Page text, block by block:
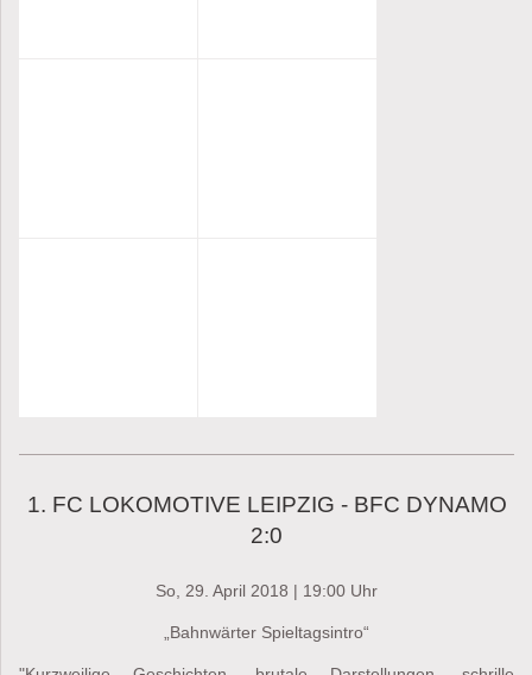
1. FC LOKOMOTIVE LEIPZIG - BFC DYNAMO
2:0
So, 29. April 2018 | 19:00 Uhr
„Bahnwärter Spieltagsintro“